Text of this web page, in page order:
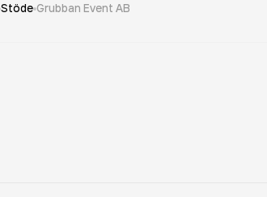
Stöde Grubban Event AB